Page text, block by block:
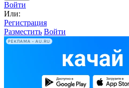
Войти
Или:
Регистрация
Разместить Войти
РЕКЛАМА • AU.RU